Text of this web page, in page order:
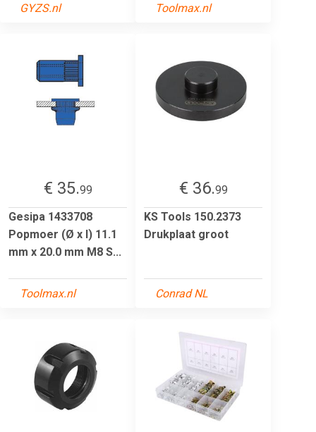
GYZS.nl Toolmax.nl
€ 35.99
Gesipa 1433708
Popmoer (Ø x l) 11.1
mm x 20.0 mm M8 S...
Toolmax.nl
€ 36.99
KS Tools 150.2373
Drukplaat groot
Conrad NL